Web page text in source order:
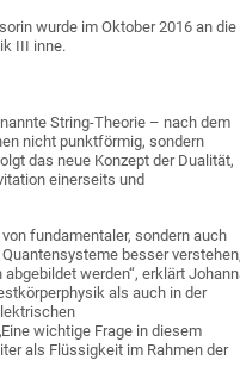
wurde im Oktober 2016 an die
III inne.
String-Theorie – nach dem
nicht punktförmig, sondern
das neue Konzept der Dualität,
einerseits und
fundamentaler, sondern auch
besser verstehen,
werden“, erklärt
als auch in der
wichtige Frage in diesem
als Flüssigkeit im Rahmen der